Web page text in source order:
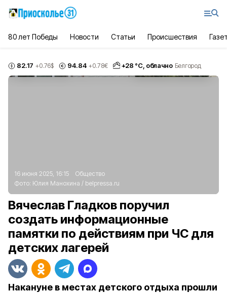
80 лет Победы Новости Статьи Происшествия
82.17 +0.76$ 94.84 +0.78€ +28 °С, облачно Белгород
16 июня 2025, 16:15
Общество
Фото: Юлия Манохина / belpressa.ru
Вячеслав Гладков поручил
создать информационные
памятки по действиям при ЧС для
детских лагерей
Накануне в местах детского отдыха прошли